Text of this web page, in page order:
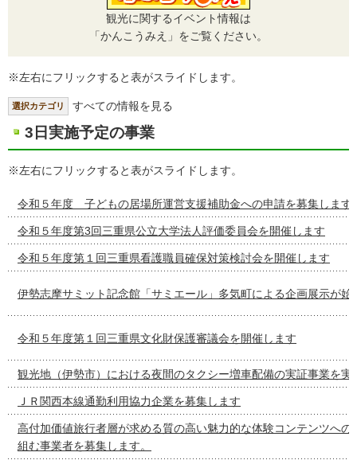
観光に関するイベント情報は
「かんこうみえ」をご覧ください。
※左右にフリックすると表がスライドします。
選択カテゴリ すべての情報を見る
3日実施予定の事業
※左右にフリックすると表がスライドします。
令和５年度 子どもの居場所運営支援補助金への申請を募集します
令和５年度第3回三重県公立大学法人評価委員会を開催します
令和５年度第１回三重県看護職員確保対策検討会を開催します
伊勢志摩サミット記念館「サミエール」多気町による企画展示が始
令和５年度第１回三重県文化財保護審議会を開催します
観光地（伊勢市）における夜間のタクシー増車配備の実証事業を実
ＪＲ関西本線通勤利用協力企業を募集します
高付加価値旅行者層が求める質の高い魅力的な体験コンテンツへの
組む事業者を募集します。